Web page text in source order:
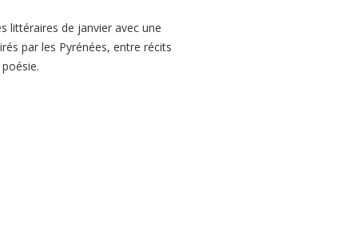
littéraires de janvier avec une
par les Pyrénées, entre récits